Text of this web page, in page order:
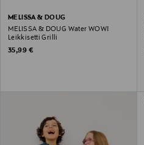
MELISSA & DOUG
MELISSA & DOUG Water WOW!
Leikkisetti Grilli
Original Price
35,99 €